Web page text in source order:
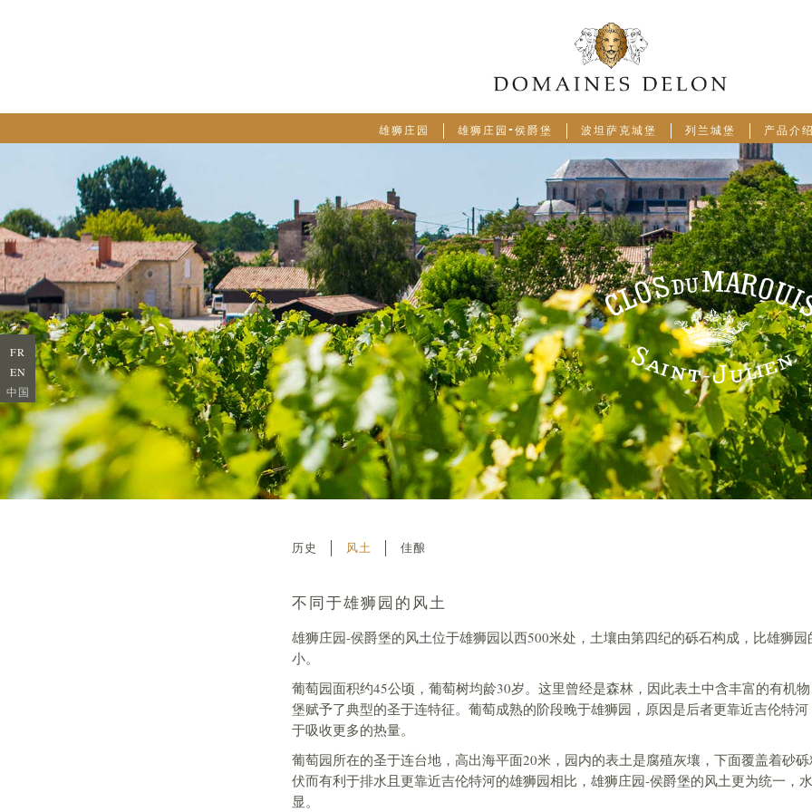
雄狮庄园 雄狮庄园-侯爵堡 波坦萨克城堡 列兰城堡 产品介
历史 风土 佳酿
不同于雄狮园的风土
雄狮庄园-侯爵堡的风土位于雄狮园以西500米处，土壤由第四纪的砾石构成，比雄狮
小。
葡萄园面积约45公顷，葡萄树均龄30岁。这里曾经是森林，因此表土中含丰富的有机
堡赋予了典型的圣于连特征。葡萄成熟的阶段晚于雄狮园，原因是后者更靠近吉伦特
于吸收更多的热量。
葡萄园所在的圣于连台地，高出海平面20米，园内的表土是腐殖灰壤，下面覆盖着砂
伏而有利于排水且更靠近吉伦特河的雄狮园相比，雄狮庄园-侯爵堡的风土更为统一，
显。
FR
EN
中国